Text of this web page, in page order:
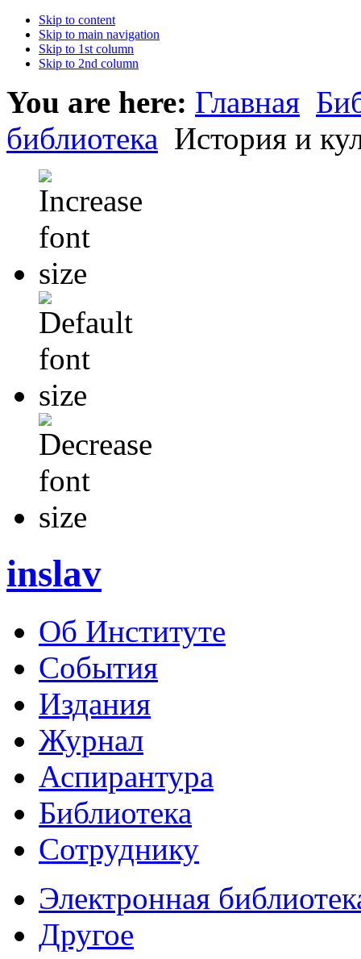
Skip to content
Skip to main navigation
Skip to 1st column
Skip to 2nd column
You are here: Главная
библиотека История и
inslav
Об Институте
События
Издания
Журнал
Аспирантура
Библиотека
Сотруднику
Электронная
Другое